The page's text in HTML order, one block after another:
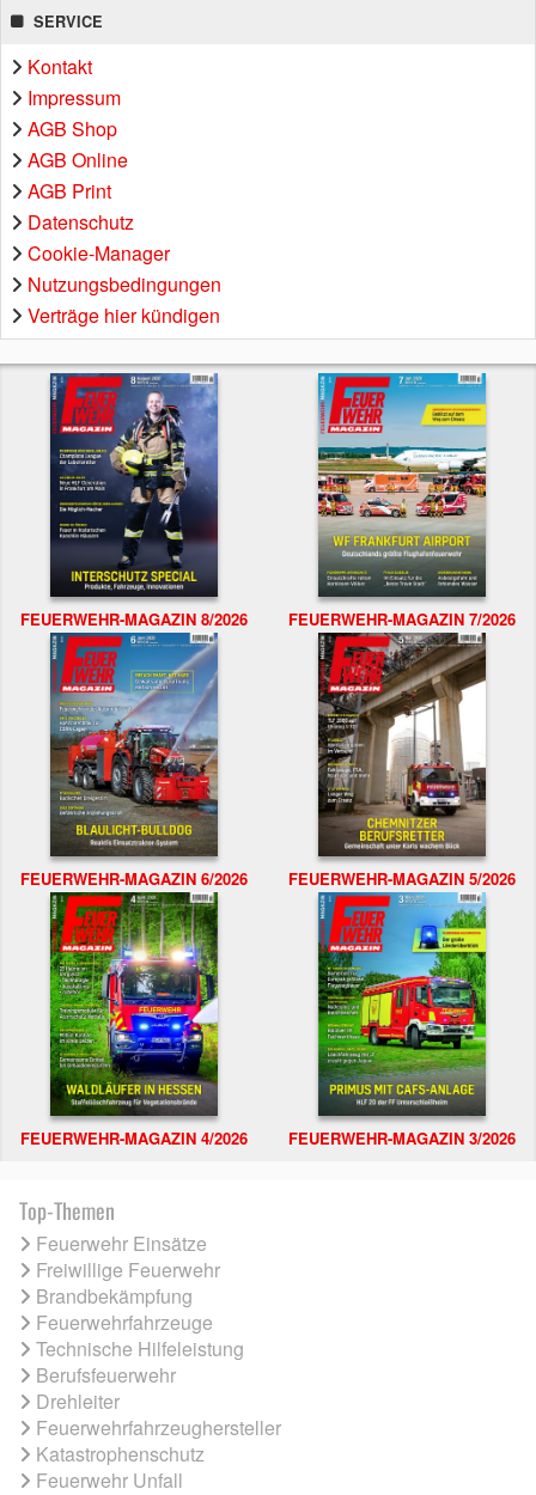
SERVICE
Kontakt
Impressum
AGB Shop
AGB Online
AGB Print
Datenschutz
Cookie-Manager
Nutzungsbedingungen
Verträge hier kündigen
FEUERWEHR-MAGAZIN 8/2026 FEUERWEHR-MAGAZIN 7/2026
FEUERWEHR-MAGAZIN 6/2026 FEUERWEHR-MAGAZIN 5/2026
FEUERWEHR-MAGAZIN 4/2026 FEUERWEHR-MAGAZIN 3/2026
Top-Themen
Feuerwehr Einsätze
Freiwillige Feuerwehr
Brandbekämpfung
Feuerwehrfahrzeuge
Technische Hilfeleistung
Berufsfeuerwehr
Drehleiter
Feuerwehrfahrzeughersteller
Katastrophenschutz
Feuerwehr Unfall